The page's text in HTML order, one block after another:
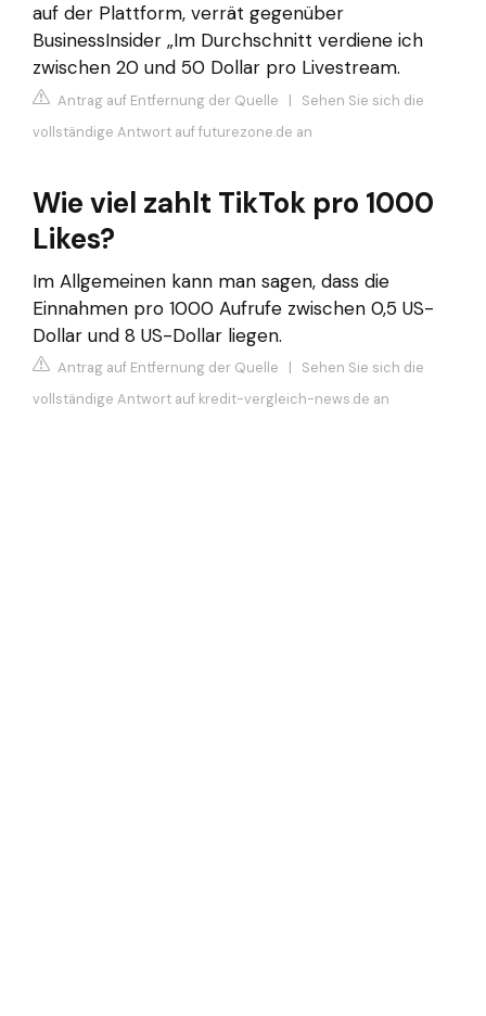
auf der Plattform, verrät gegenüber
BusinessInsider „Im Durchschnitt verdiene ich
zwischen 20 und 50 Dollar pro Livestream.
Antrag auf Entfernung der Quelle | Sehen Sie sich die
vollständige Antwort auf futurezone.de an
Wie viel zahlt TikTok pro 1000
Likes?
Im Allgemeinen kann man sagen, dass die
Einnahmen pro 1000 Aufrufe zwischen 0,5 US-
Dollar und 8 US-Dollar liegen.
Antrag auf Entfernung der Quelle | Sehen Sie sich die
vollständige Antwort auf kredit-vergleich-news.de an